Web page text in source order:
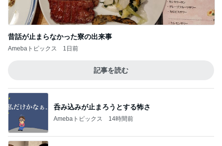
昔話が止まらなかった寮の出来事
Amebaトピックス 1日前
記事を読む
呑み込みが止まろうとする怖さ
Amebaトピックス 14時間前